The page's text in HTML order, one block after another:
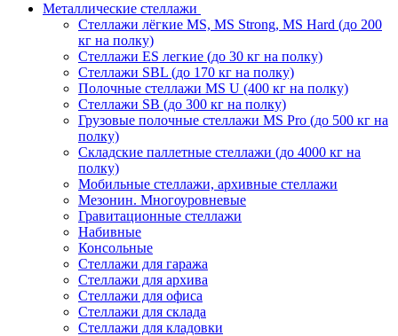
Металлические стеллажи
Стеллажи лёгкие MS, MS Strong, MS Hard (до 200
кг на полку)
Стеллажи ES легкие (до 30 кг на полку)
Стеллажи SBL (до 170 кг на полку)
Полочные стеллажи MS U (400 кг на полку)
Стеллажи SB (до 300 кг на полку)
Грузовые полочные стеллажи MS Pro (до 500 кг на
полку)
Складские паллетные стеллажи (до 4000 кг на
полку)
Мобильные стеллажи, архивные стеллажи
Мезонин. Многоуровневые
Гравитационные стеллажи
Набивные
Консольные
Стеллажи для гаража
Стеллажи для архива
Стеллажи для офиса
Стеллажи для склада
Стеллажи для кладовки